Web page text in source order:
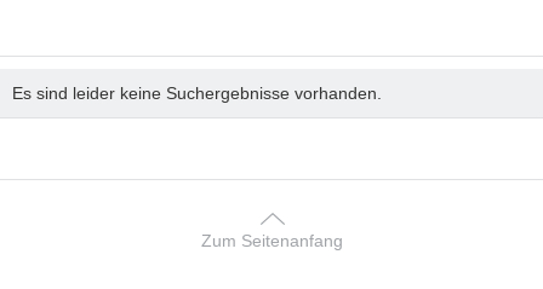
Es sind leider keine Suchergebnisse vorhanden.
Zum Seitenanfang